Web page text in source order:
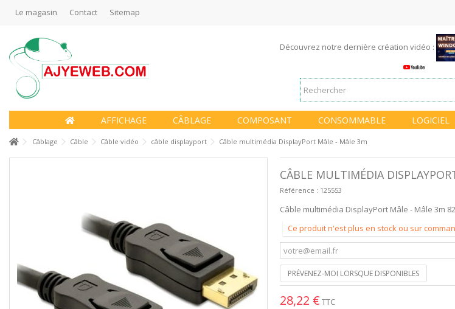
Le magasin Contact Sitemap
Découvrez notre dernière création vidéo :
AFFICHAGE CÂBLAGE COMPOSANT CONSOMMABLE LOGICIEL
Câblage Câble Câble vidéo câble displayport Câble multimédia DisplayPort Mâle - Mâle 3m
CÂBLE MULTIMÉDIA
Référence : 125553
Câble multimédia DisplayPort Mâle - Mâle 3m
Ce produit n'est plus en stock ou sur
PRÉVENEZ-MOI LORSQUE DISPONIBLES
28,22 € TTC